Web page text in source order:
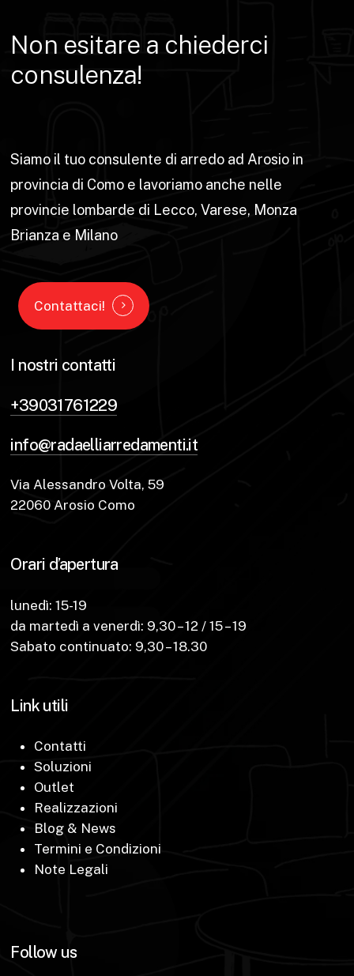
Non esitare a chiederci
consulenza!
Siamo il tuo consulente di arredo ad Arosio in
provincia di Como e lavoriamo anche nelle
provincie lombarde di Lecco, Varese, Monza
Brianza e Milano
Contattaci!
I nostri contatti
+39031761229
info@radaelliarredamenti.it
Via Alessandro Volta, 59
22060 Arosio Como
Orari d’apertura
lunedì: 15-19
da martedì a venerdì: 9,30 – 12 / 15 – 19
Sabato continuato: 9,30 – 18.30
Link utili
Contatti
Soluzioni
Outlet
Realizzazioni
Blog & News
Termini e Condizioni
Note Legali
Follow us